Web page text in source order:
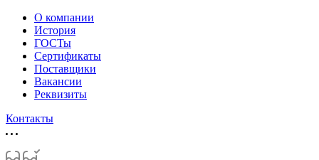
О компании
История
ГОСТы
Сертификаты
Поставщики
Вакансии
Реквизиты
Контакты